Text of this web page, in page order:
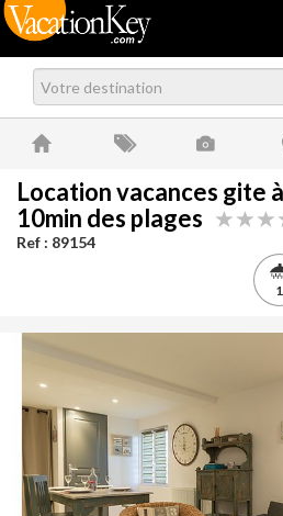
Location vacances gite
10min des plages
Ref : 89154
1